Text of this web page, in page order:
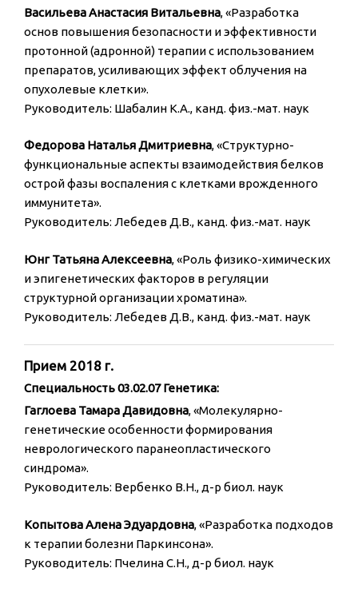
Васильева Анастасия Витальевна, «Разработка
основ повышения безопасности и эффективности
протонной (адронной) терапии с использованием
препаратов, усиливающих эффект облучения на
опухолевые клетки».
Руководитель: Шабалин К.А., канд. физ.-мат. наук
Федорова Наталья Дмитриевна, «Структурно-
функциональные аспекты взаимодействия белков
острой фазы воспаления с клетками врожденного
иммунитета».
Руководитель: Лебедев Д.В., канд. физ.-мат. наук
Юнг Татьяна Алексеевна, «Роль физико-химических
и эпигенетических факторов в регуляции
структурной организации хроматина».
Руководитель: Лебедев Д.В., канд. физ.-мат. наук
Прием 2018 г.
Специальность 03.02.07 Генетика:
Гаглоева Тамара Давидовна, «Молекулярно-
генетические особенности формирования
неврологического паранеопластического
синдрома».
Руководитель: Вербенко В.Н., д-р биол. наук
Копытова Алена Эдуардовна, «Разработка подходов
к терапии болезни Паркинсона».
Руководитель: Пчелина С.Н., д-р биол. наук